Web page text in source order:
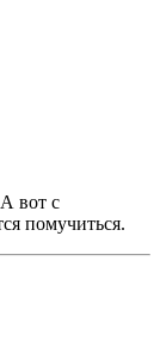
вот с
помучиться.